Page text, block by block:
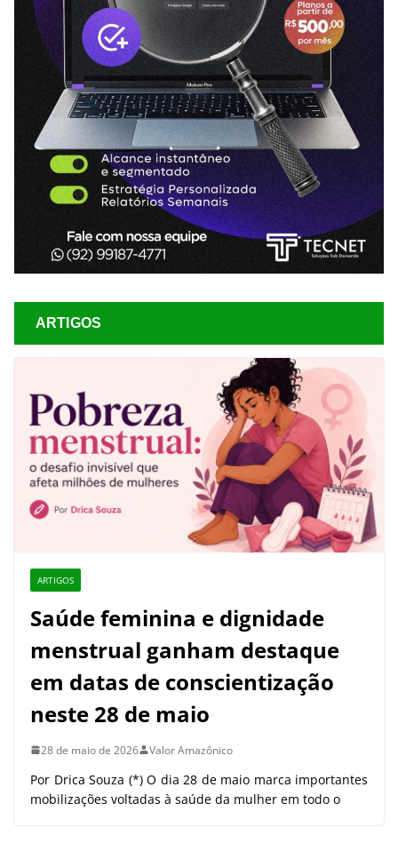
ARTIGOS
ARTIGOS
Saúde feminina e dignidade
menstrual ganham destaque
em datas de conscientização
neste 28 de maio
28 de maio de 2026 Valor Amazônico
Por Drica Souza (*) O dia 28 de maio marca importantes
mobilizações voltadas à saúde da mulher em todo o